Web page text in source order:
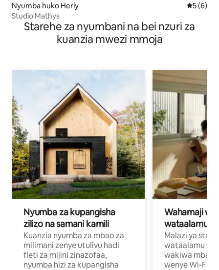
Nyumba huko Herly
5 (6)
Studio Mathys
Starehe za nyumbani na bei nzuri za
kuanzia mwezi mmoja
Nyumba za kupangisha
zilizo na samani kamili
Kuanzia nyumba za mbao za
milimani zenye utulivu hadi
fleti za mijini zinazofaa,
nyumba hizi za kupangisha
Wahamaji
wataalamu
Malazi ya
wataalamu
wakiwa mbali
wenye Wi-Fi